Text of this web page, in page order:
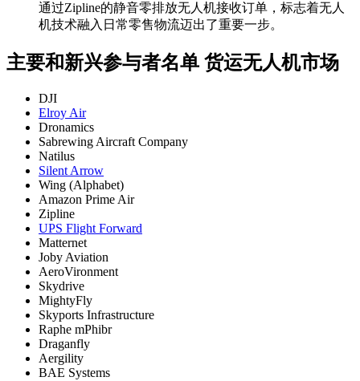
通过Zipline的静音零排放无人机接收订单，标志着无人
机技术融入日常零售物流迈出了重要一步。
主要和新兴参与者名单 货运无人机市场
DJI
Elroy Air
Dronamics
Sabrewing Aircraft Company
Natilus
Silent Arrow
Wing (Alphabet)
Amazon Prime Air
Zipline
UPS Flight Forward
Matternet
Joby Aviation
AeroVironment
Skydrive
MightyFly
Skyports Infrastructure
Raphe mPhibr
Draganfly
Aergility
BAE Systems